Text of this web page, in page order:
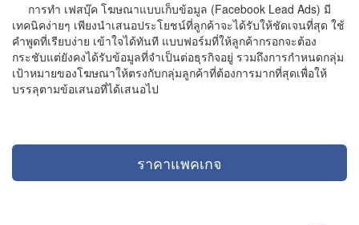
การทำ เฟสบุ๊ค โฆษณาแบบเก็บข้อมูล (Facebook Lead Ads) มี
เทคนิคง่ายๆ เพียงนำเสนอประโยชน์ที่ลูกค้าจะได้รับให้ชัดเจนที่สุด ใช้
คำพูดที่เรียบง่าย เข้าใจได้ทันที แบบฟอร์มที่ให้ลูกค้ากรอกจะต้อง
กระชับแต่ยังคงได้รับข้อมูลที่จำเป็นต่อธุรกิจอยู่ รวมถึงการกำหนดกลุ่ม
เป้าหมายของโฆษณาให้ตรงกับกลุ่มลูกค้าที่ต้องการมากที่สุดเพื่อให้
บรรลุตามข้อเสนอที่ได้เสนอไป
ราคาแพคเกจ